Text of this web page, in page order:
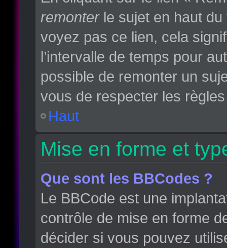
remonterle sujet en haut du
voyez pas ce lien, cela
l’intervalle de temps pour
possible de remonter un
vous de respecter les
Haut
Mise en forme et
Que sont les BBCodes ?
Le BBCode est une
contrôle de mise en forme
décider si vous pouvez